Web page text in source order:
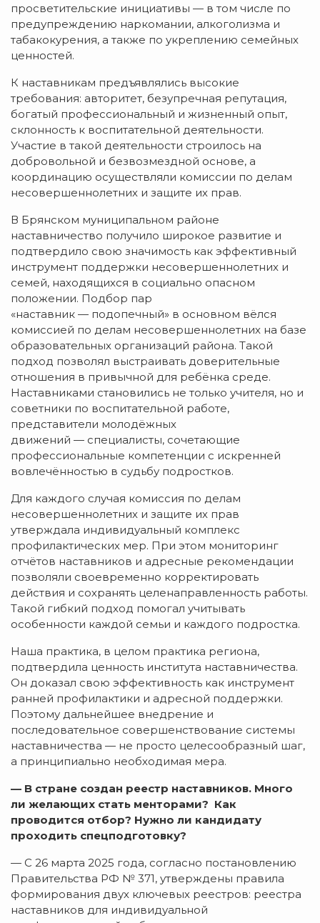
просветительские инициативы — в том числе по
предупреждению наркомании, алкоголизма и
табакокурения, а также по укреплению семейных
ценностей.
К наставникам предъявлялись высокие
требования: авторитет, безупречная репутация,
богатый профессиональный и жизненный опыт,
склонность к воспитательной деятельности.
Участие в такой деятельности строилось на
добровольной и безвозмездной основе, а
координацию осуществляли комиссии по делам
несовершеннолетних и защите их прав.
В Брянском муниципальном районе
наставничество получило широкое развитие и
подтвердило свою значимость как эффективный
инструмент поддержки несовершеннолетних и
семей, находящихся в социально опасном
положении. Подбор пар
«наставник — подопечный» в основном вёлся
комиссией по делам несовершеннолетних на базе
образовательных организаций района. Такой
подход позволял выстраивать доверительные
отношения в привычной для ребёнка среде.
Наставниками становились не только учителя, но и
советники по воспитательной работе,
представители молодёжных
движений — специалисты, сочетающие
профессиональные компетенции с искренней
вовлечённостью в судьбу подростков.
Для каждого случая комиссия по делам
несовершеннолетних и защите их прав
утверждала индивидуальный комплекс
профилактических мер. При этом мониторинг
отчётов наставников и адресные рекомендации
позволяли своевременно корректировать
действия и сохранять целенаправленность работы.
Такой гибкий подход помогал учитывать
особенности каждой семьи и каждого подростка.
Наша практика, в целом практика региона,
подтвердила ценность института наставничества.
Он доказал свою эффективность как инструмент
ранней профилактики и адресной поддержки.
Поэтому дальнейшее внедрение и
последовательное совершенствование системы
наставничества — не просто целесообразный шаг,
а принципиально необходимая мера.
— В стране создан реестр наставников. Много
ли желающих стать менторами? Как
проводится отбор? Нужно ли кандидату
проходить спецподготовку?
— С 26 марта 2025 года, согласно постановлению
Правительства РФ № 371, утверждены правила
формирования двух ключевых реестров: реестра
наставников для индивидуальной